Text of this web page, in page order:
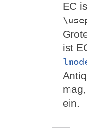
EC
ist
ein.